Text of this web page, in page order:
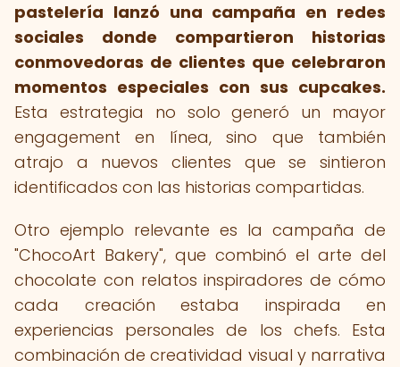
pastelería lanzó una campaña en redes
sociales donde compartieron historias
conmovedoras de clientes que celebraron
momentos especiales con sus cupcakes.
Esta estrategia no solo generó un mayor
engagement en línea, sino que también
atrajo a nuevos clientes que se sintieron
identificados con las historias compartidas.
Otro ejemplo relevante es la campaña de
"ChocoArt Bakery", que combinó el arte del
chocolate con relatos inspiradores de cómo
cada creación estaba inspirada en
experiencias personales de los chefs. Esta
combinación de creatividad visual y narrativa